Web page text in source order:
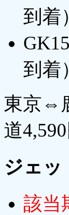
到着
到着
東京⇔
道
ジェ
該当